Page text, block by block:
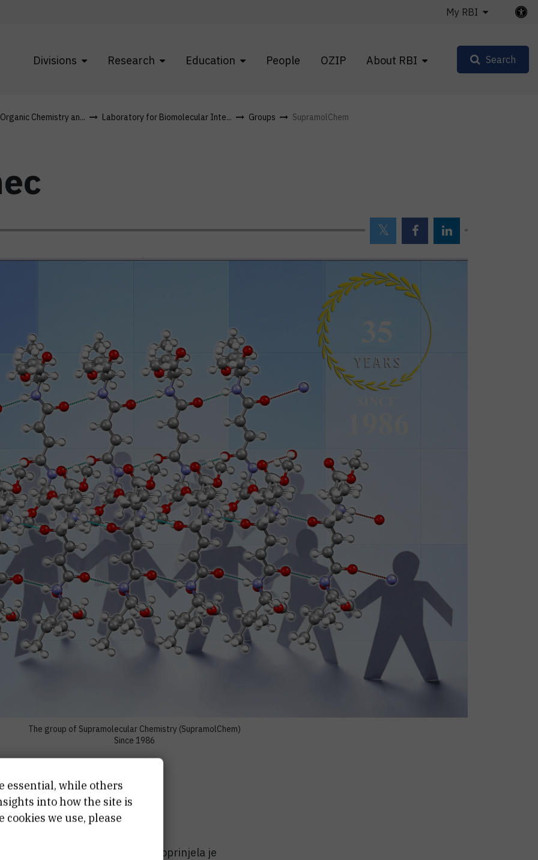
Divisions Research Education People OZIP About RBI
My RBI
Search
Chemistry an... Laboratory for Biomolecular Inte... Groups SupramolChem
The group of Supramolecular Chemistry (SupramolChem)
Since 1986
Chemistry
) doprinjela je
essential, while others
into how the site is
we use, please